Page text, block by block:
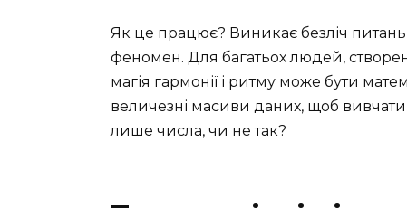
Як це працює? Виникає безліч
феномен. Для багатьох людей,
магія гармонії і ритму може бути
величезні масиви даних, щоб
лише числа, чи не так?